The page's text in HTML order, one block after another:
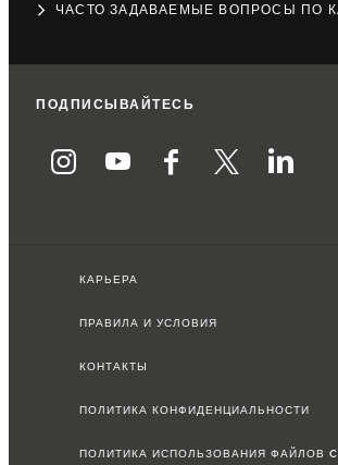
ЧАСТО ЗАДАВАЕМЫЕ ВОПРОСЫ ПО
ПОДПИСЫВАЙТЕСЬ
КАРЬЕРА
ПРАВИЛА И УСЛОВИЯ
КОНТАКТЫ
ПОЛИТИКА КОНФИДЕНЦИАЛЬНОСТИ
ПОЛИТИКА ИСПОЛЬЗОВАНИЯ ФАЙЛОВ